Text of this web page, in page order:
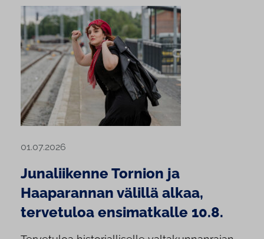
01.07.2026
Junaliikenne Tornion ja
Haaparannan välillä alkaa,
tervetuloa ensimatkalle 10.8.